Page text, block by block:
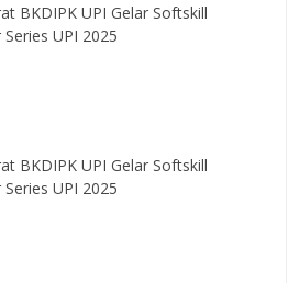
BKDIPK UPI Gelar Softskill
UPI 2025
BKDIPK UPI Gelar Softskill
UPI 2025